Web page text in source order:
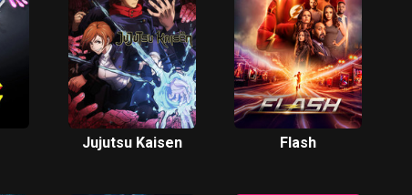
Jujutsu Kaisen Flash